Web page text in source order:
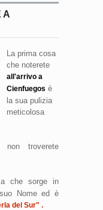
A
La prima cosa
che noterete
all'arrivo a
Cienfuegos è
la sua pulizia
meticolosa
troverete
che sorge in
Nome ed è
del Sur" .